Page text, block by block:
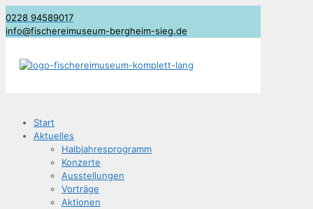
0228 94589017
info@fischereimuseum-bergheim-sieg.de
Start
Aktu­el­les
Halb­jah­res­pro­gramm
Kon­zer­te
Aus­stel­lun­gen
Vor­trä­ge
Aktio­nen